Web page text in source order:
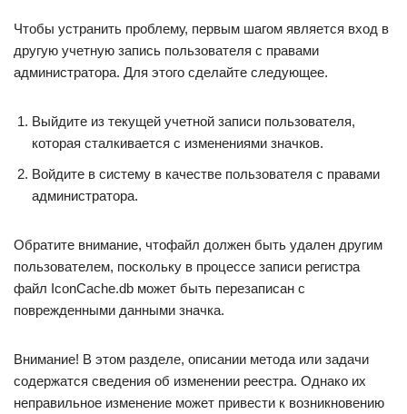
Чтобы устранить проблему, первым шагом является вход в
другую учетную запись пользователя с правами
администратора. Для этого сделайте следующее.
Выйдите из текущей учетной записи пользователя,
которая сталкивается с изменениями значков.
Войдите в систему в качестве пользователя с правами
администратора.
Обратите внимание, чтофайл должен быть удален другим
пользователем, поскольку в процессе записи регистра
файл IconCache.db может быть перезаписан с
поврежденными данными значка.
Внимание! В этом разделе, описании метода или задачи
содержатся сведения об изменении реестра. Однако их
неправильное изменение может привести к возникновению